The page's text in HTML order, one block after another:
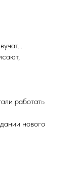
работать
нового